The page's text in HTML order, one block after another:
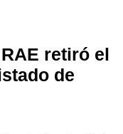
retiró el
de